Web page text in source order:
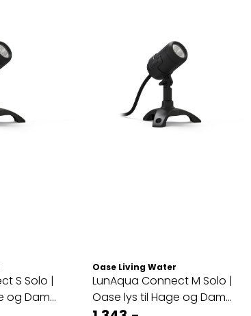
S Solo |
og Dam
Oase Living Water
LunAqua Connect M Solo |
Oase lys til Hage og Dam